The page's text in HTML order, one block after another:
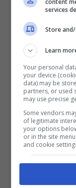
super
Best Selfie
ottenuto più
per gli
Tina Maze
dopo le
postoTorah
impegnata
Sochi.
services
Store
Learn
Your personal
your device
data) may be
partners, or used
may use precise
Some vendors
of legitimate
your options
or in the site
and cookie